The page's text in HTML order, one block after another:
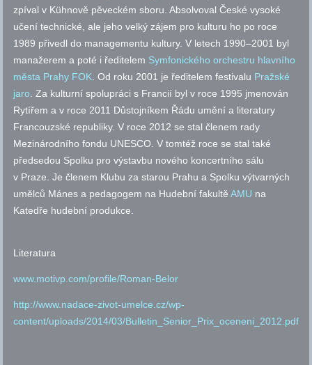
zpíval v Kühnově pěveckém sboru. Absolvoval České vysoké
učení technické, ale jeho velký zájem pro kulturu ho po roce
1989 přivedl do managementu kultury. V letech 1990–2001 byl
manažerem a poté i ředitelem Symfonického orchestru hlavního
města Prahy FOK. Od roku 2001 je ředitelem festivalu Pražské
jaro. Za kulturní spolupráci s Francií byl v roce 1995 jmenován
Rytířem a v roce 2011 Důstojníkem Řádu umění a literatury
Francouzské republiky. V roce 2012 se stal členem rady
Mezinárodního fondu UNESCO. V tomtéž roce se stal také
předsedou Spolku pro výstavbu nového koncertního sálu
v Praze. Je členem Klubu za starou Prahu a Spolku výtvarných
umělců Mánes a pedagogem na Hudební fakultěAMU na
Katedře hudební produkce.
Literatura
www.motivp.com/profile/Roman-Belor
http://www.nadace-zivot-umelce.cz/wp-
content/uploads/2014/03/Bulletin_Senior_Prix_oceneni_2012.pdf